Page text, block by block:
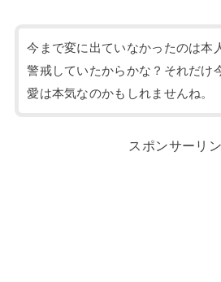
今まで変に出ていなかったのは本
警戒していたからかな？それだけ
愛は本気なのかもしれませんね。
スポンサーリ